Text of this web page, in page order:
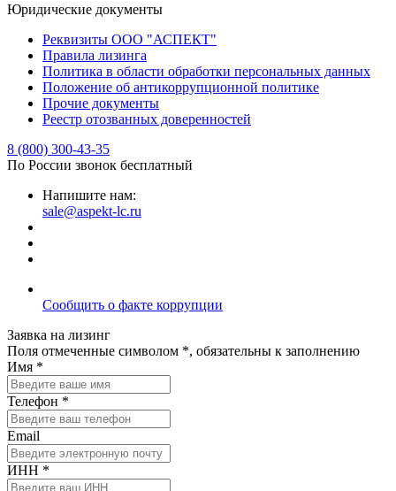
Юридические документы
Реквизиты ООО "АСПЕКТ"
Правила лизинга
Политика в области обработки персональных данных
Положение об антикоррупционной политике
Прочие документы
Реестр отозванных доверенностей
8 (800) 300-43-35
По России звонок бесплатный
Напишите нам:
sale@aspekt-lc.ru
Сообщить о факте коррупции
Заявка на лизинг
Поля отмеченные символом *, обязательны к заполнению
Имя *
Телефон *
Email
ИНН *